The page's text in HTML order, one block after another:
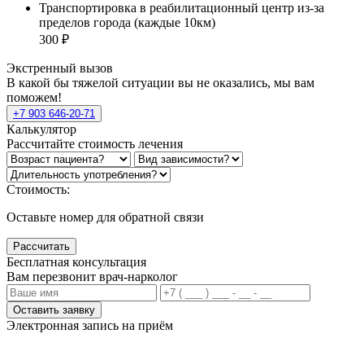
Транспортировка в реабилитационный центр из-за
пределов города (каждые 10км)
300 ₽
Экстренный вызов
В какой бы тяжелой ситуации вы не оказались, мы вам
поможем!
+7 903 646-20-71
Калькулятор
Рассчитайте стоимость лечения
Стоимость:
Оставьте номер для обратной связи
Рассчитать
Бесплатная консультация
Вам перезвонит врач-нарколог
Оставить заявку
Электронная запись на приём